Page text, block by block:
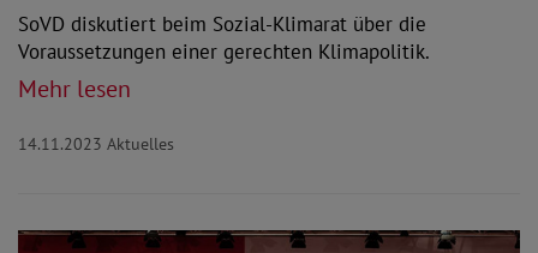
SoVD diskutiert beim Sozial-Klimarat über die
Voraussetzungen einer gerechten Klimapolitik.
Mehr lesen
14.11.2023 Aktuelles